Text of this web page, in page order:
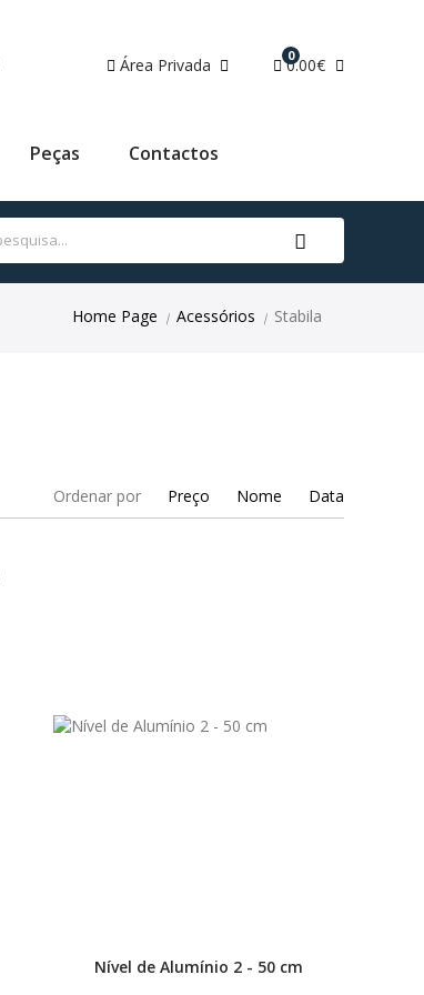
Área Privada 0
0.00€
Peças Contactos
Home Page | Acessórios | Stabila
Ordenar por Preço Nome Data
Nível de Alumínio 2 - 50 cm